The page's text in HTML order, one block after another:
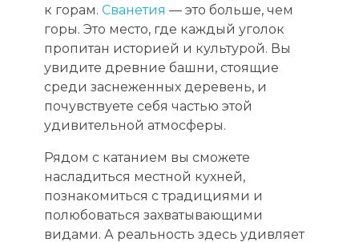
к горам. Сванетия — это больше, чем
горы. Это место, где каждый уголок
пропитан историей и культурой. Вы
увидите древние башни, стоящие
среди заснеженных деревень, и
почувствуете себя частью этой
удивительной атмосферы.
Рядом с катанием вы сможете
насладиться местной кухней,
познакомиться с традициями и
полюбоваться захватывающими
видами. А реальность здесь удивляет